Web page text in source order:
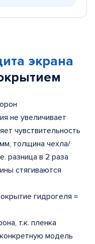
экрана
не увеличивает
чувствительность
толщина чехла/
разница в 2 раза
стягиваются
гидрогеля =
т.к. пленка
модель